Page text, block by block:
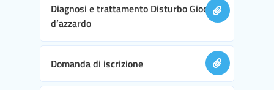
Diagnosi e trattamento Disturbo Gioco
d’azzardo
Domanda di iscrizione